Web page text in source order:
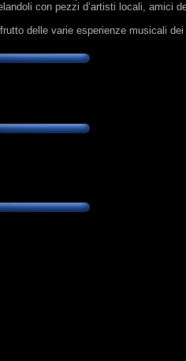
con pezzi d’artisti locali, amici
delle varie esperienze musicali